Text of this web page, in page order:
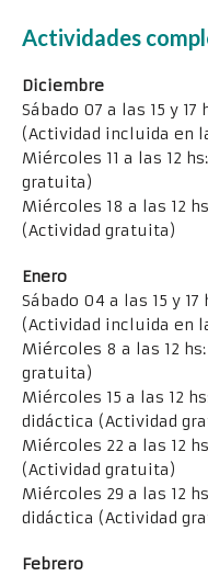
Actividades
Diciembre
Sábado 07 a las 15 y
(Actividad incluida en
Miércoles 11 a las 12
gratuita)
Miércoles 18 a las 12
(Actividad gratuita)
Enero
Sábado 04 a las 15 y
(Actividad incluida en
Miércoles 8 a las 12
gratuita)
Miércoles 15 a las 12
didáctica (Actividad
Miércoles 22 a las 12
(Actividad gratuita)
Miércoles 29 a las 12
didáctica (Actividad
Febrero